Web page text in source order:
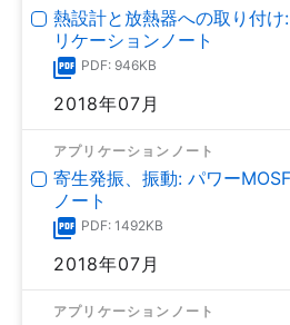
熱設計と放熱器への取り付
リケーションノート
PDF: 946KB
2018年07月
アプリケーションノート
寄生発振、振動: パワー
ノート
PDF: 1492KB
2018年07月
アプリケーションノート